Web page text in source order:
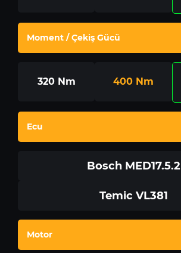
Moment / Çekiş Gücü
320 Nm 400 Nm
Ecu
Bosch MED17.5.2
Temic VL381
Motor